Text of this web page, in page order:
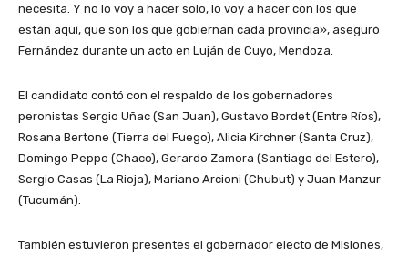
necesita. Y no lo voy a hacer solo, lo voy a hacer con los que
están aquí, que son los que gobiernan cada provincia», aseguró
Fernández durante un acto en Luján de Cuyo, Mendoza.
El candidato contó con el respaldo de los gobernadores
peronistas Sergio Uñac (San Juan), Gustavo Bordet (Entre Ríos),
Rosana Bertone (Tierra del Fuego), Alicia Kirchner (Santa Cruz),
Domingo Peppo (Chaco), Gerardo Zamora (Santiago del Estero),
Sergio Casas (La Rioja), Mariano Arcioni (Chubut) y Juan Manzur
(Tucumán).
También estuvieron presentes el gobernador electo de Misiones,